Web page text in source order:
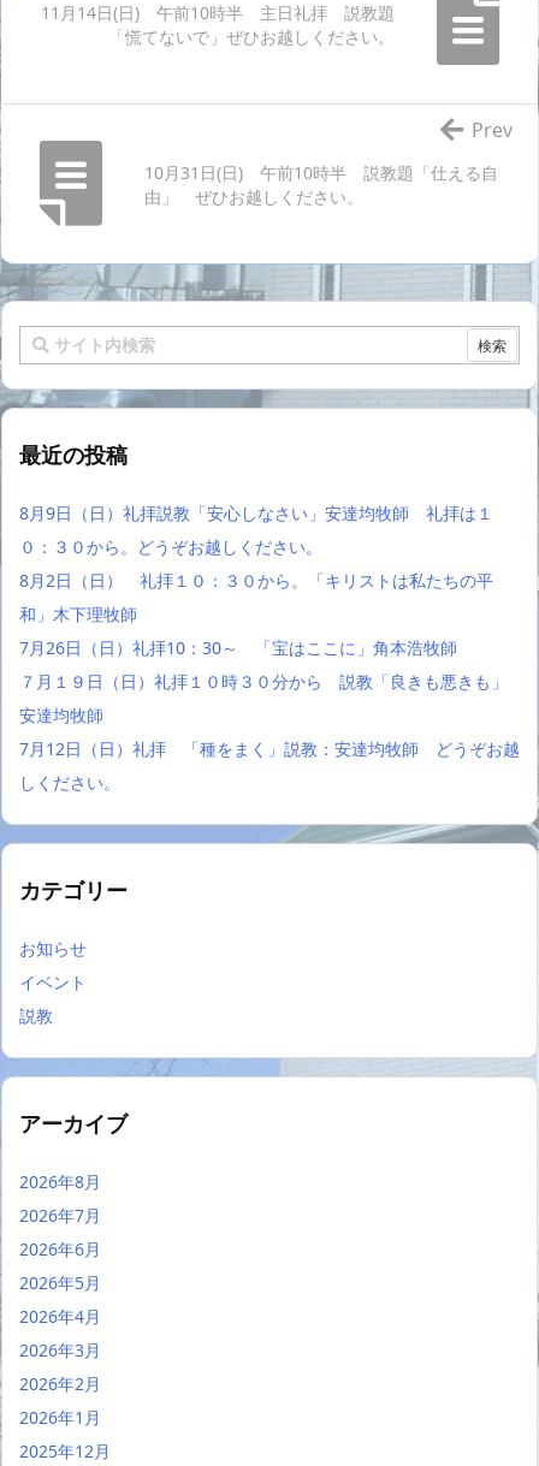
11月14日(日) 午前10時半 主日礼拝 説教題
「慌てないで」ぜひお越しください。
10月31日(日) 午前10時半 説教題「仕える自
由」 ぜひお越しください。
Prev
最近の投稿
8月9日（日）礼拝説教「安心しなさい」安達均牧師 礼拝は１
０：３０から。どうぞお越しください。
8月2日（日） 礼拝１０：３０から。「キリストは私たちの平
和」木下理牧師
7月26日（日）礼拝10：30～ 「宝はここに」角本浩牧師
７月１９日（日）礼拝１０時３０分から 説教「良きも悪きも」
安達均牧師
7月12日（日）礼拝 「種をまく」説教：安達均牧師 どうぞお越
しください。
カテゴリー
お知らせ
イベント
説教
アーカイブ
2026年8月
2026年7月
2026年6月
2026年5月
2026年4月
2026年3月
2026年2月
2026年1月
2025年12月